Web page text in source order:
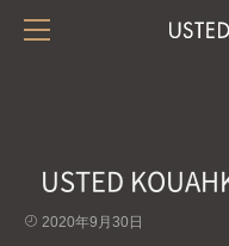
USTED
2020年9月30日